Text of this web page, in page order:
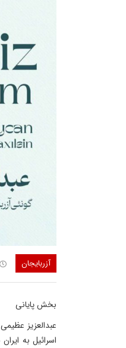
آزربایجان
بخش پایانی
عبدالعزیز
اسرائیل به